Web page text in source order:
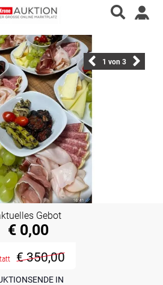
1 von 3
IN
Gebot
€ 0,00
€ 350,00